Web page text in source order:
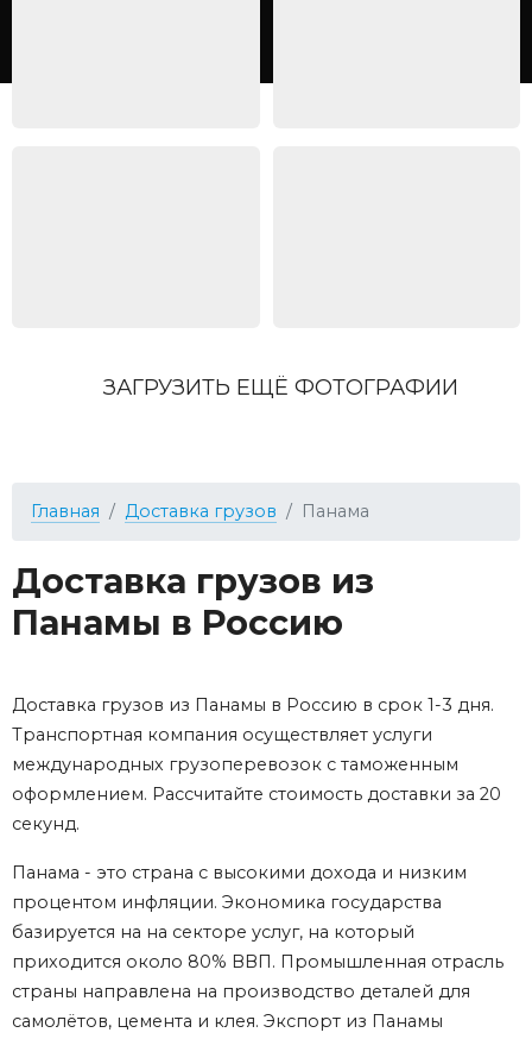
ЗАГРУЗИТЬ ЕЩЁ ФОТОГРАФИИ
Главная Доставка грузов Панама
Доставка грузов из
Панамы в Россию
Доставка грузов из Панамы в Россию в срок 1-3 дня.
Транспортная компания осуществляет услуги
международных грузоперевозок с таможенным
оформлением. Рассчитайте стоимость доставки за 20
секунд.
Панама - это страна с высокими дохода и низким
процентом инфляции. Экономика государства
базируется на на секторе услуг, на который
приходится около 80% ВВП. Промышленная отрасль
страны направлена на производство деталей для
самолётов, цемента и клея. Экспорт из Панамы